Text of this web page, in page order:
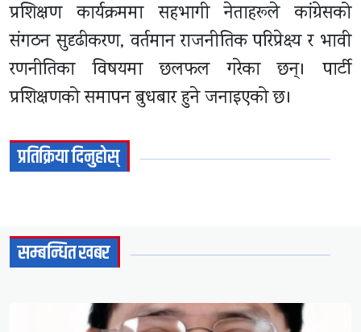
प्रशिक्षण कार्यक्रममा सहभागी नेताहरूले कांग्रेसको
संगठन सुदृढीकरण, वर्तमान राजनीतिक परिप्रेक्ष्य र भावी
रणनीतिका विषयमा छलफल गरेका छन्। पार्टी
प्रशिक्षणको समापन बुधबार हुने जनाइएको छ।
प्रतिक्रिया दिनुहोस्
सम्बन्धित खबर